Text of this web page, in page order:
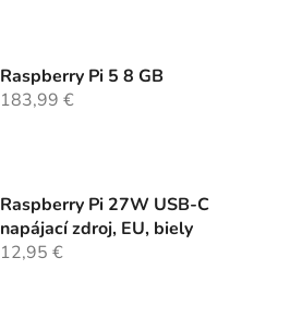
Raspberry Pi 5 8 GB
183,99 €
Raspberry Pi 27W USB-C
napájací zdroj, EU, biely
12,95 €